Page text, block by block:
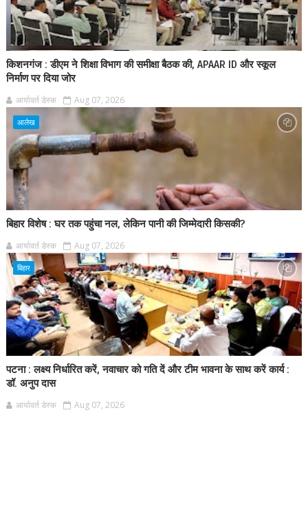
किशनगंज : डीएम ने शिक्षा विभाग की समीक्षा बैठक की, APAAR ID और स्कूल
निर्माण पर दिया जोर
आर्यावर्त डेस्क Aug 07, 2026
आलेख
बिहार विशेष : घर तक पहुंचा नल, लेकिन पानी की जिम्मेदारी किसकी?
आर्यावर्त डेस्क Aug 07, 2026
बिहार
पटना : लक्ष्य निर्धारित करें, नवाचार को गति दें और टीम भावना के साथ करें कार्य :
डॉ. अनुप दास
आर्यावर्त डेस्क Aug 07, 2026